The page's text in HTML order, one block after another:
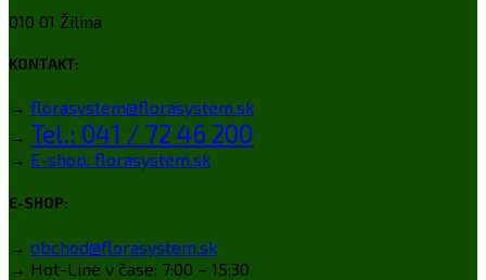
010 01 Žilina
KONTAKT:
→ florasystem@florasystem.sk
→ Tel.: 041 / 72 46 200
→ E-shop: florasystem.sk
E-SHOP:
→ obchod@florasystem.sk
→ Hot-Line v čase: 7:00 – 15:30